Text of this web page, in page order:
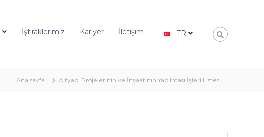
İştiraklerimiz Kariyer İletişim TR
Ana sayfa Altyapı Projelerinin ve İnşaatının Yapılması İşleri Listesi